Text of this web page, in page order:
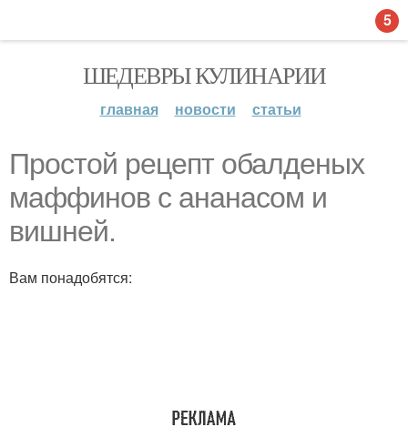
ШЕДЕВРЫ КУЛИНАРИИ
главная новости статьи
Простой рецепт обалденых
маффинов с ананасом и
вишней.
Вам понадобятся:
5